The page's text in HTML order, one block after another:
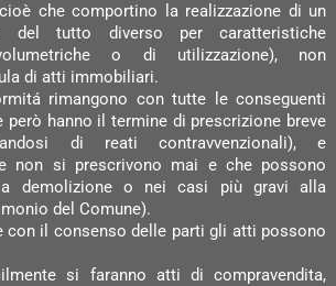
che comportino la realizzazione di un
del tutto diverso per caratteristiche
o di utilizzazione), non
di atti immobiliari.
rimangono con tutte le conseguenti
però hanno il termine di prescrizione breve
di reati contravvenzionali), e
non si prescrivono mai e che possono
demolizione o nei casi più gravi alla
del Comune).
con il consenso delle parti gli atti possono
si faranno atti di compravendita,